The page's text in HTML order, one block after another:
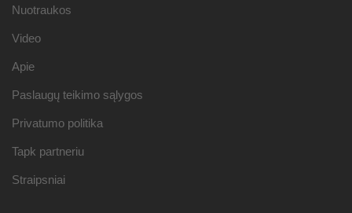
Nuotraukos
Video
Apie
Paslaugų teikimo sąlygos
Privatumo politika
Tapk partneriu
Straipsniai